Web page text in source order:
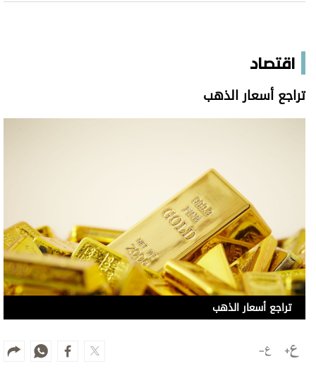
اقتصاد
تراجع أسعار الذهب
تراجع أسعار الذهب